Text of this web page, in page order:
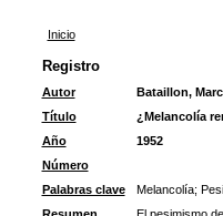
Inicio
Registro
Autor
Bataillon,
Título
¿Melancolía
Año
1952
Número
Palabras clave
Melancolía;